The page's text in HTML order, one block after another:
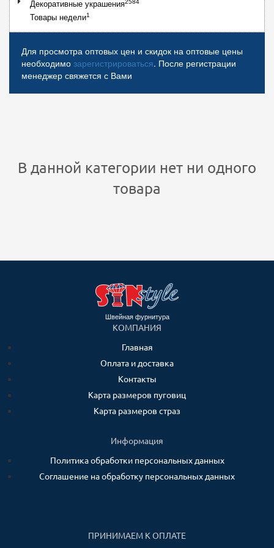
Декоративные украшения2584
Товары недели1
Для просмотра оптовых цен и скидок на оптовые цены
необходимо зарегистрироваться. После регистрации
менеджер свяжется с Вами
В данной категории нет ни одного
товара
Швейная фурнитура
КОМПАНИЯ
Главная
Оплата и доставка
Контакты
Карта размеров пуговиц
Карта размеров страз
Информация
Политика обработки персональных данных
Соглашение на обработку персональных данных
ПРИНИМАЕМ К ОПЛАТЕ